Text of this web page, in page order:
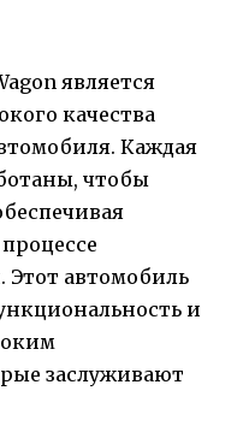
является
качества
Каждая
чтобы
Этот автомобиль
и
заслуживают